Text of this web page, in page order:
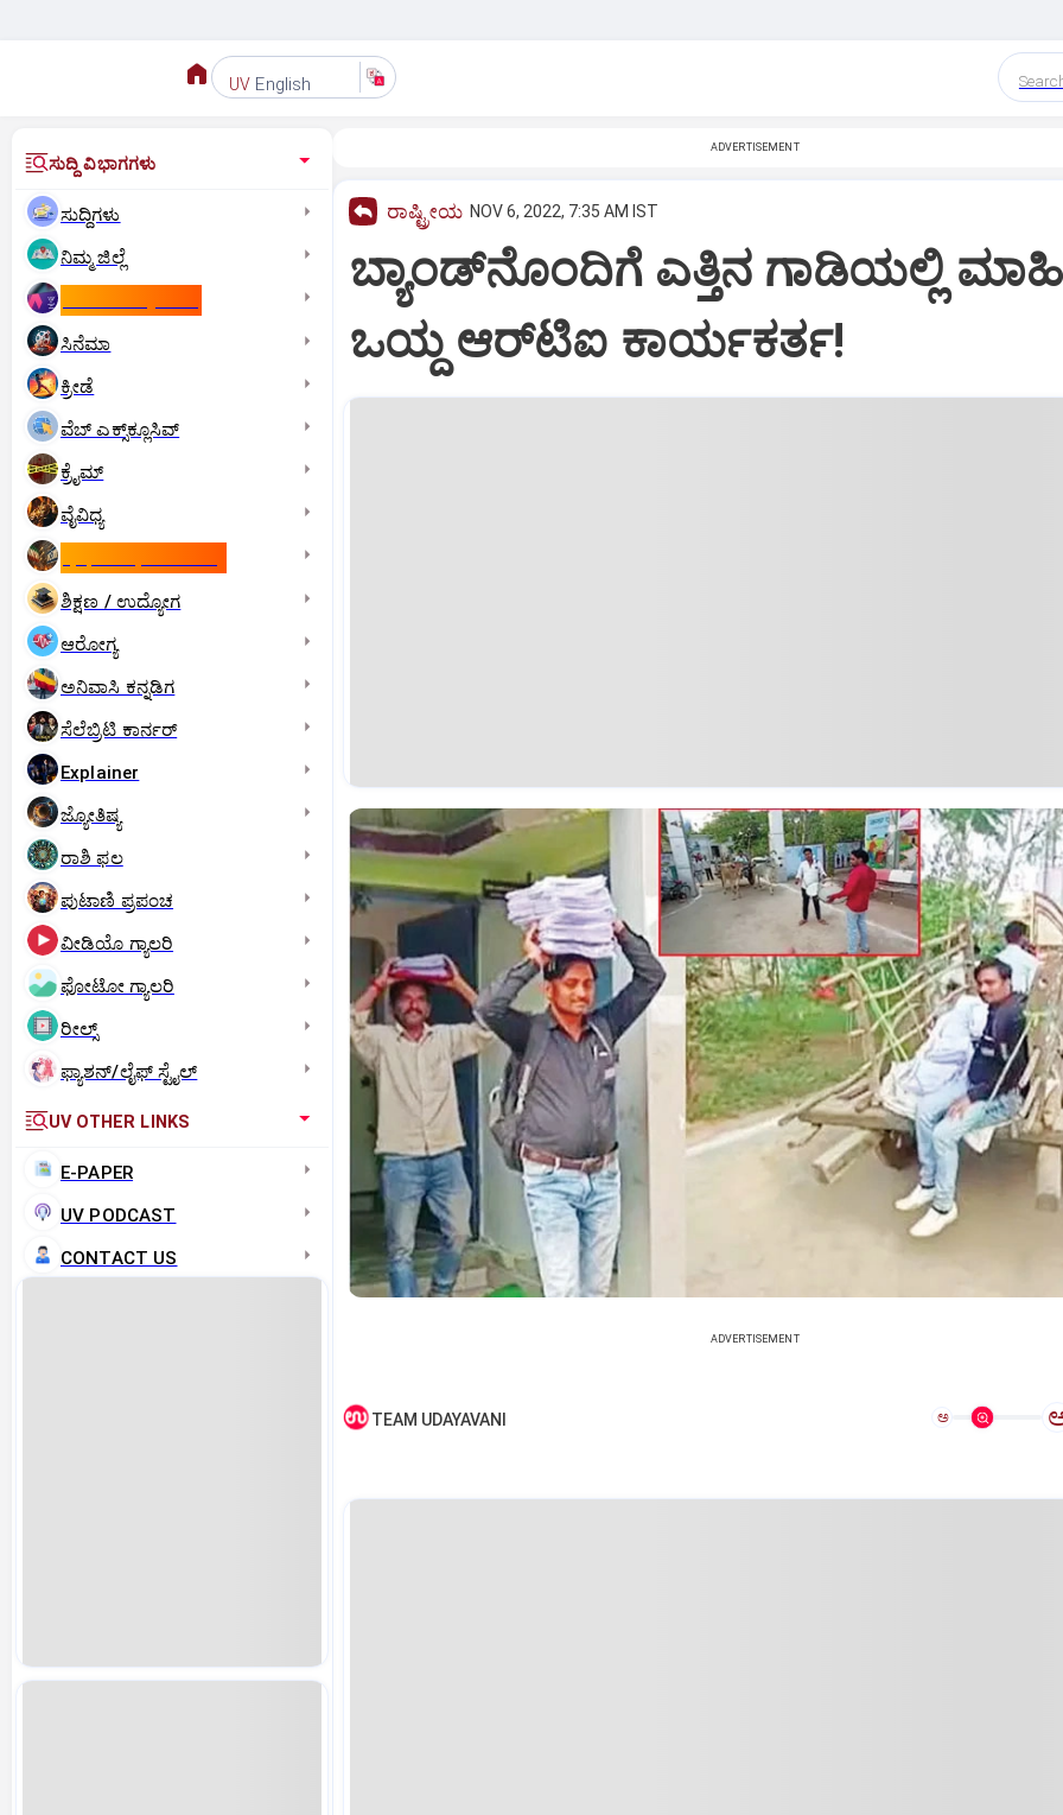
UV English
ಸುದ್ದಿ ವಿಭಾಗಗಳು
ಸುದ್ದಿಗಳು
ನಿಮ್ಮ ಜಿಲ್ಲೆ
ಸಿನೆಮಾ
ಕ್ರೀಡೆ
ವೆಬ್ ಎಕ್ಸ್‌ಕ್ಲೂಸಿವ್
ಕ್ರೈಮ್
ವೈವಿಧ್ಯ
ಶಿಕ್ಷಣ / ಉದ್ಯೋಗ
ಆರೋಗ್ಯ
ಅನಿವಾಸಿ ಕನ್ನಡಿಗ
ಸೆಲೆಬ್ರಿಟಿ ಕಾರ್ನರ್‌
Explainer
ಜ್ಯೋತಿಷ್ಯ
ರಾಶಿ ಫಲ
ಪುಟಾಣಿ ಪ್ರಪಂಚ
ವೀಡಿಯೊ ಗ್ಯಾಲರಿ
ಫೋಟೋ ಗ್ಯಾಲರಿ
ರೀಲ್ಸ್
ಫ್ಯಾಶನ್/ಲೈಫ್‌ ಸ್ಟೈಲ್
UV OTHER LINKS
E-PAPER
UV PODCAST
CONTACT US
ADVERTISEMENT
ರಾಷ್ಟ್ರೀಯ NOV 6, 2022, 7:35 AM IST
ಬ್ಯಾಂಡ್‌ನೊಂದಿಗೆ ಎತ್ತಿನ ಗಾಡಿಯಲ್ಲಿ
ಒಯ್ದ ಆರ್‌ಟಿಐ ಕಾರ್ಯಕರ್ತ!
ADVERTISEMENT
TEAM UDAYAVANI ಅ